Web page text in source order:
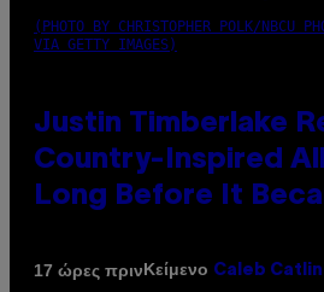
(PHOTO BY CHRISTOPHER POLK/NBCU
VIA GETTY IMAGES)
Justin Timberlake
Country-Inspired
Long Before It
17 ώρες πρινΚείμενο Caleb Catlin